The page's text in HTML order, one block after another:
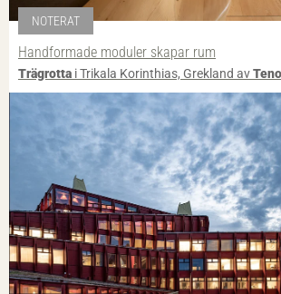
NOTERAT
Handformade moduler skapar rum
Trägrotta i Trikala Korinthias, Grekland av